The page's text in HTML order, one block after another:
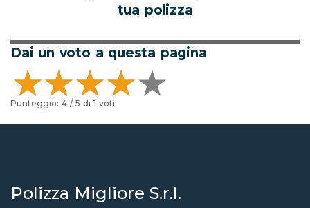
tua polizza
Dai un voto a questa pagina
Punteggio: 4 / 5 di 1 voti
Polizza Migliore S.r.l.